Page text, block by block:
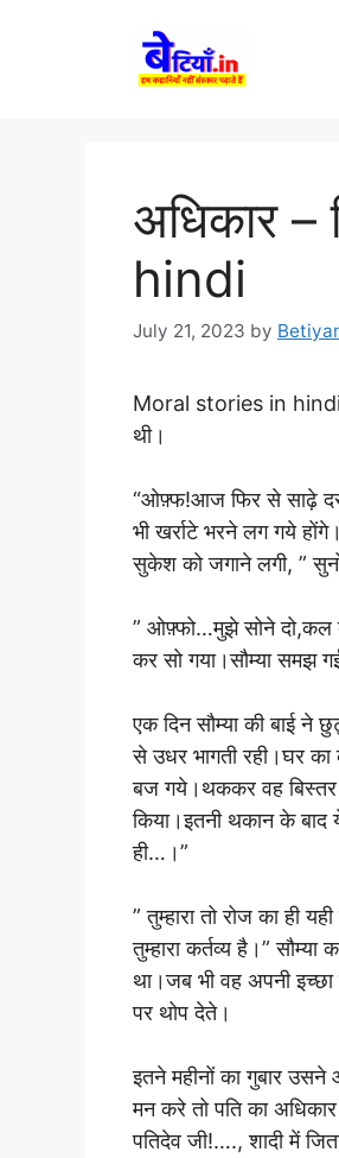
अधिकार
hindi
July 21, 2023 by
Moral stories in
थी।
“ओफ़्फ!आज फिर से साढ़े
भी खर्राटे भरने लग गये
सुकेश को जगाने लगी, ”
” ओफ़्फो…मुझे सोने दो,कल
कर सो गया।सौम्या समझ
एक दिन सौम्या की बाई ने
से उधर भागती रही।घर
बज गये।थककर वह बिस्तर
किया।इतनी थकान के
ही…।”
” तुम्हारा तो रोज का ही
तुम्हारा कर्तव्य है।”
था।जब भी वह अपनी
पर थोप देते।
इतने महीनों का गुबार
मन करे तो पति का
पतिदेव जी!…., शादी में